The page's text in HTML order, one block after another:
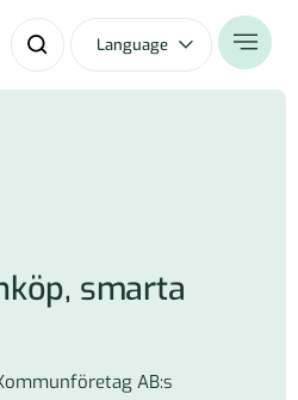
Language
smarta
AB:s